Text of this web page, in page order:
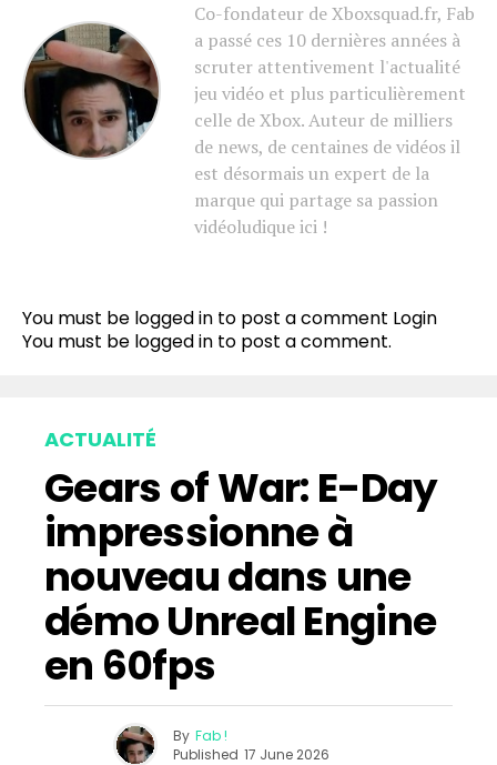
Co-fondateur de Xboxsquad.fr, Fab
a passé ces 10 dernières années à
scruter attentivement l'actualité
jeu vidéo et plus particulièrement
celle de Xbox. Auteur de milliers
de news, de centaines de vidéos il
est désormais un expert de la
marque qui partage sa passion
vidéoludique ici !
You must be logged in to post a comment Login
You must be logged in to post a comment.
ACTUALITÉ
Gears of War: E-Day
impressionne à
nouveau dans une
démo Unreal Engine
en 60fps
By Fab !
Published 17 June 2026